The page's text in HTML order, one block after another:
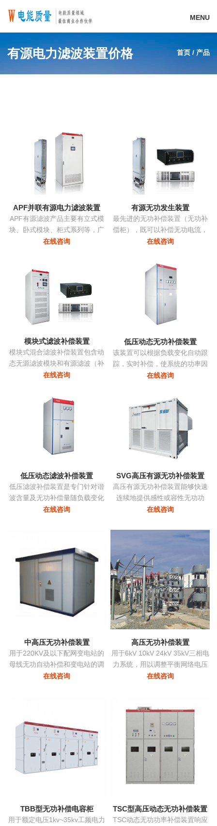
MENU
首页 / 产品
有源电力滤波装置价格
APF并联有源电力滤波装置
APF有源滤波产品主要有立式模
块、卧式模块、柜式系列等，广
泛应用多种负载产生的谐波。
在线咨询
有源无功发生装置
最先进的无功补偿装置（无功补
偿柜），既可以补偿无功电流，
亦可补偿谐波电流，改善三相不
制系统振荡...
在线咨询
模块式滤波补偿装置
模块式混合滤波补偿装置包含动
态无源滤波模块和有源滤波（补
偿）模块两部分，共同承担无功
分和无源部分均由同一控制器控
制。无源部分包括多组单调谐支
路，主要动态调节无功并抑制特
征次谐波电流。有源滤波模块动
偿...
在线咨询
低压动态无功补偿装置
该装置可以根据负载变化自动跟
踪，实时补偿，使系统的功率因
数始终保持在最佳点，同时采用
合，组装维护极为方便且可以进
行随意的扩展，性价比非常高...
在线咨询
低压动态滤波补偿装置
低压滤波补偿装置是专门针对谐
波含量及无功补偿量随负载变化
的负载而设计，该装置根据负载
最佳点...
在线咨询
SVG高压有源无功补偿装置
高压有源无功补偿装置能够快速
连续地提供感性或容性无功功
率，实现考核点的恒定无功、恒
定、高效、优质地运行。在配电
网中将中小容量的ZRSVG装置安
装在某些特殊（如电弧炉）负荷
附近，可克服负荷三相不平衡、
提高功率因数、消除电压闪变和
电压波动、抑制谐波污染等并显
著改善电能质量...
在线咨询
中高压无功补偿装置
用于220KV及以下配网变电站的
母线无功自动补偿和变电站的调
压
在线咨询
高压无功补偿装置
用于6kV 10kV 24kV 35kV三相电
力系统，用以调整平衡网络电压
提高功率因数降低损耗提高供电
在线咨询
TBB型无功补偿电容柜
用于额定电压1kv~35kv工频电力
TSC型高压动态无功补偿装置
TSC动态无功功率补偿装置响应